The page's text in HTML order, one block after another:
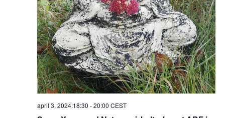
april 3, 2024:18:30 -20:00 CEST